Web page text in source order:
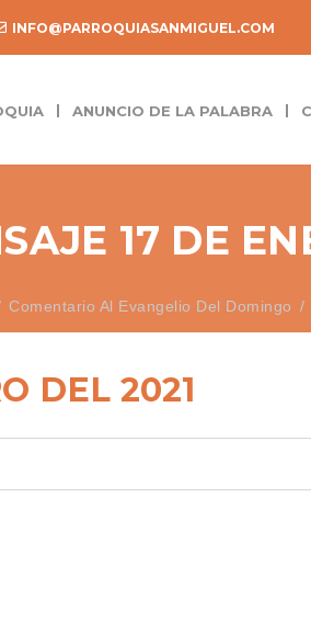
INFO@PARROQUIASANMIGUEL.COM
ANUNCIO DE LA PALABRA
17 DE
Comentario Al Evangelio Del Domingo
DEL 2021